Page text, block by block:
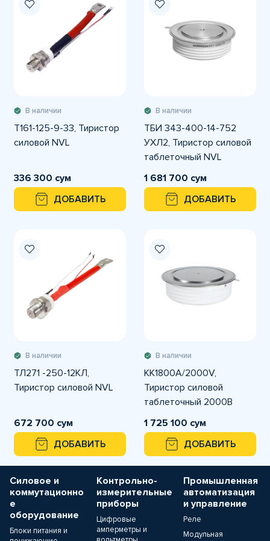
В наличии
Т161-125-9-33, Тиристор
силовой NVL
336 300 сум
ДОБАВИТЬ
В наличии
ТБИ 343-400-14-752
УХЛ2, Тиристор силовой
таблеточный NVL
1 681 700 сум
ДОБАВИТЬ
В наличии
ТЛ271 -250-12КЛ,
Тиристор силовой NVL
672 700 сум
ДОБАВИТЬ
В наличии
KK1800A/2000V,
Тиристор силовой
таблеточный 2000В
1800А
1 725 100 сум
ДОБАВИТЬ
Силовое и
коммутационно
е
оборудование
Блоки питания и
Контрольно-
измерительные
приборы
Цифровые
амперметры и
Промышленная
автоматизация
и управление
Реле
Модульная